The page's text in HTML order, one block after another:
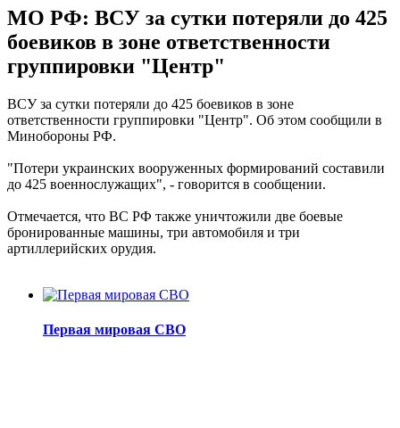
МО РФ: ВСУ за сутки потеряли до 425
боевиков в зоне ответственности
группировки "Центр"
ВСУ за сутки потеряли до 425 боевиков в зоне
ответственности группировки "Центр". Об этом сообщили в
Минобороны РФ.
"Потери украинских вооруженных формирований составили
до 425 военнослужащих", - говорится в сообщении.
Отмечается, что ВС РФ также уничтожили две боевые
бронированные машины, три автомобиля и три
артиллерийских орудия.
Первая мировая СВО